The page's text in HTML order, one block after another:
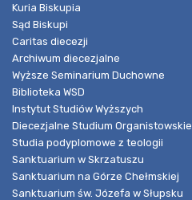
Kuria Biskupia
Sąd Biskupi
Caritas diecezji
Archiwum diecezjalne
Wyższe Seminarium Duchowne
Biblioteka WSD
Instytut Studiów Wyższych
Diecezjalne Studium Organistowskie
Studia podyplomowe z teologii
Sanktuarium w Skrzatuszu
Sanktuarium na Górze Chełmskiej
Sanktuarium św. Józefa w Słupsku